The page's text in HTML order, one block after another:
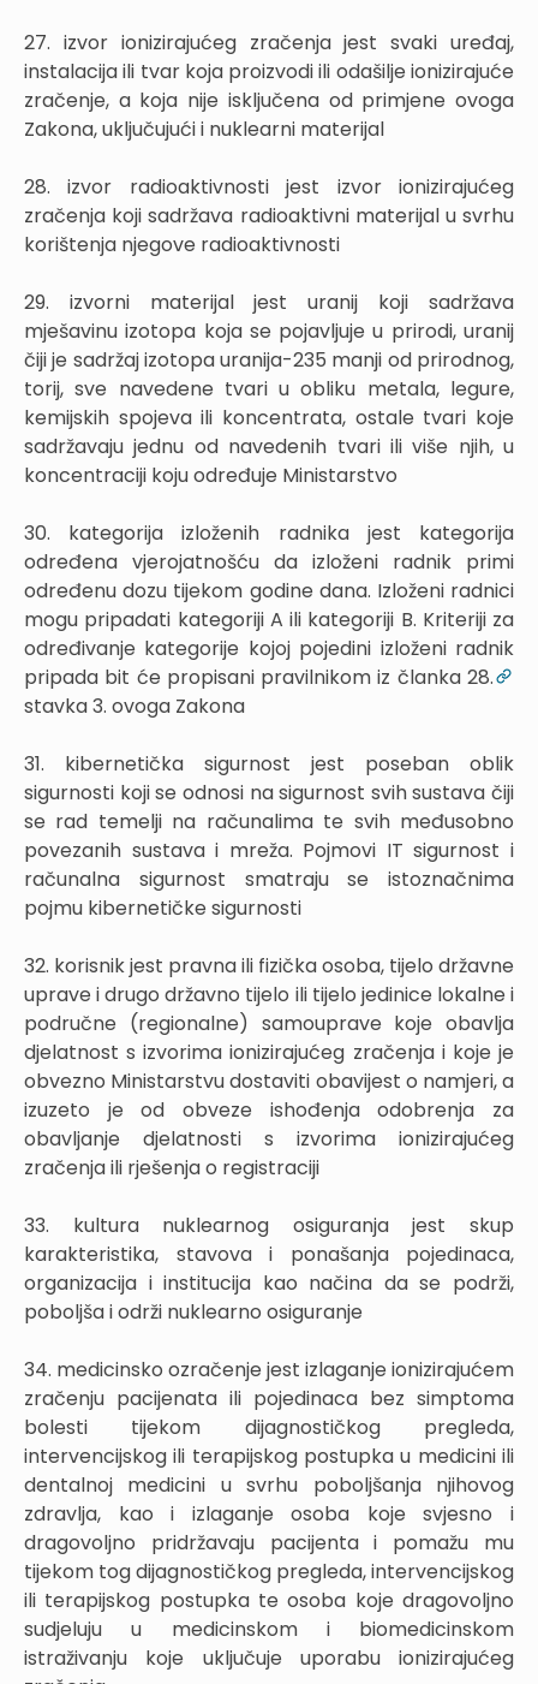
27. izvor ionizirajućeg zračenja jest svaki uređaj,
instalacija ili tvar koja proizvodi ili odašilje ionizirajuće
zračenje, a koja nije isključena od primjene ovoga
Zakona, uključujući i nuklearni materijal
28. izvor radioaktivnosti jest izvor ionizirajućeg
zračenja koji sadržava radioaktivni materijal u svrhu
korištenja njegove radioaktivnosti
29. izvorni materijal jest uranij koji sadržava
mješavinu izotopa koja se pojavljuje u prirodi, uranij
čiji je sadržaj izotopa uranija-235 manji od prirodnog,
torij, sve navedene tvari u obliku metala, legure,
kemijskih spojeva ili koncentrata, ostale tvari koje
sadržavaju jednu od navedenih tvari ili više njih, u
koncentraciji koju određuje Ministarstvo
30. kategorija izloženih radnika jest kategorija
određena vjerojatnošću da izloženi radnik primi
određenu dozu tijekom godine dana. Izloženi radnici
mogu pripadati kategoriji A ili kategoriji B. Kriteriji za
određivanje kategorije kojoj pojedini izloženi radnik
pripada bit će propisani pravilnikom iz članka 28.
stavka 3. ovoga Zakona
31. kibernetička sigurnost jest poseban oblik
sigurnosti koji se odnosi na sigurnost svih sustava čiji
se rad temelji na računalima te svih međusobno
povezanih sustava i mreža. Pojmovi IT sigurnost i
računalna sigurnost smatraju se istoznačnima
pojmu kibernetičke sigurnosti
32. korisnik jest pravna ili fizička osoba, tijelo državne
uprave i drugo državno tijelo ili tijelo jedinice lokalne i
područne (regionalne) samouprave koje obavlja
djelatnost s izvorima ionizirajućeg zračenja i koje je
obvezno Ministarstvu dostaviti obavijest o namjeri, a
izuzeto je od obveze ishođenja odobrenja za
obavljanje djelatnosti s izvorima ionizirajućeg
zračenja ili rješenja o registraciji
33. kultura nuklearnog osiguranja jest skup
karakteristika, stavova i ponašanja pojedinaca,
organizacija i institucija kao načina da se podrži,
poboljša i održi nuklearno osiguranje
34. medicinsko ozračenje jest izlaganje ionizirajućem
zračenju pacijenata ili pojedinaca bez simptoma
bolesti tijekom dijagnostičkog pregleda,
intervencijskog ili terapijskog postupka u medicini ili
dentalnoj medicini u svrhu poboljšanja njihovog
zdravlja, kao i izlaganje osoba koje svjesno i
dragovoljno pridržavaju pacijenta i pomažu mu
tijekom tog dijagnostičkog pregleda, intervencijskog
ili terapijskog postupka te osoba koje dragovoljno
sudjeluju u medicinskom i biomedicinskom
istraživanju koje uključuje uporabu ionizirajućeg